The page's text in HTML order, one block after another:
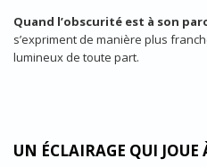
Quand l’obscurité est à son
s’expriment de manière plus
lumineux de toute part.
UN ÉCLAIRAGE QUI JOUE